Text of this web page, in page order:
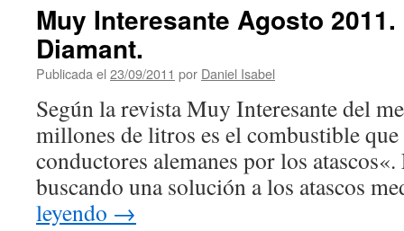
Muy Interesante Agosto
Diamant.
Publicada el 23/09/2011 por Daniel Isabel
Según la revista Muy Interesante del
millones de litros es el combustible
conductores alemanes por los atascos«.
buscando una solución a los atascos
leyendo →